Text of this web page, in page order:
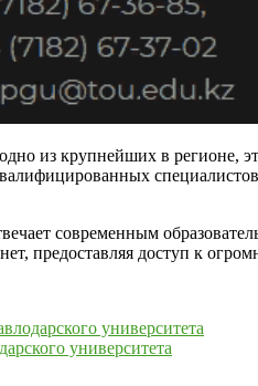
из крупнейших в
современным
предоставляя доступ к
университета
университета